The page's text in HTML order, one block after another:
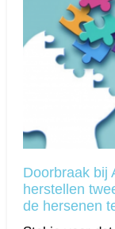
Doorbraak bij
herstellen
de hersenen